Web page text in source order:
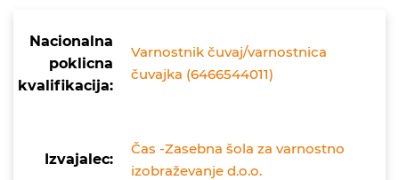
Nacionalna
poklicna
kvalifikacija:
Varnostnik čuvaj/varnostnica
čuvajka (6466544011)
Izvajalec:
Čas -Zasebna šola za varnostno
izobraževanje d.o.o.